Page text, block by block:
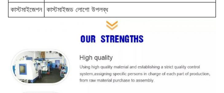
কাস্টমাইজেশন কাস্টমাইজড লোগো উপলব্ধ